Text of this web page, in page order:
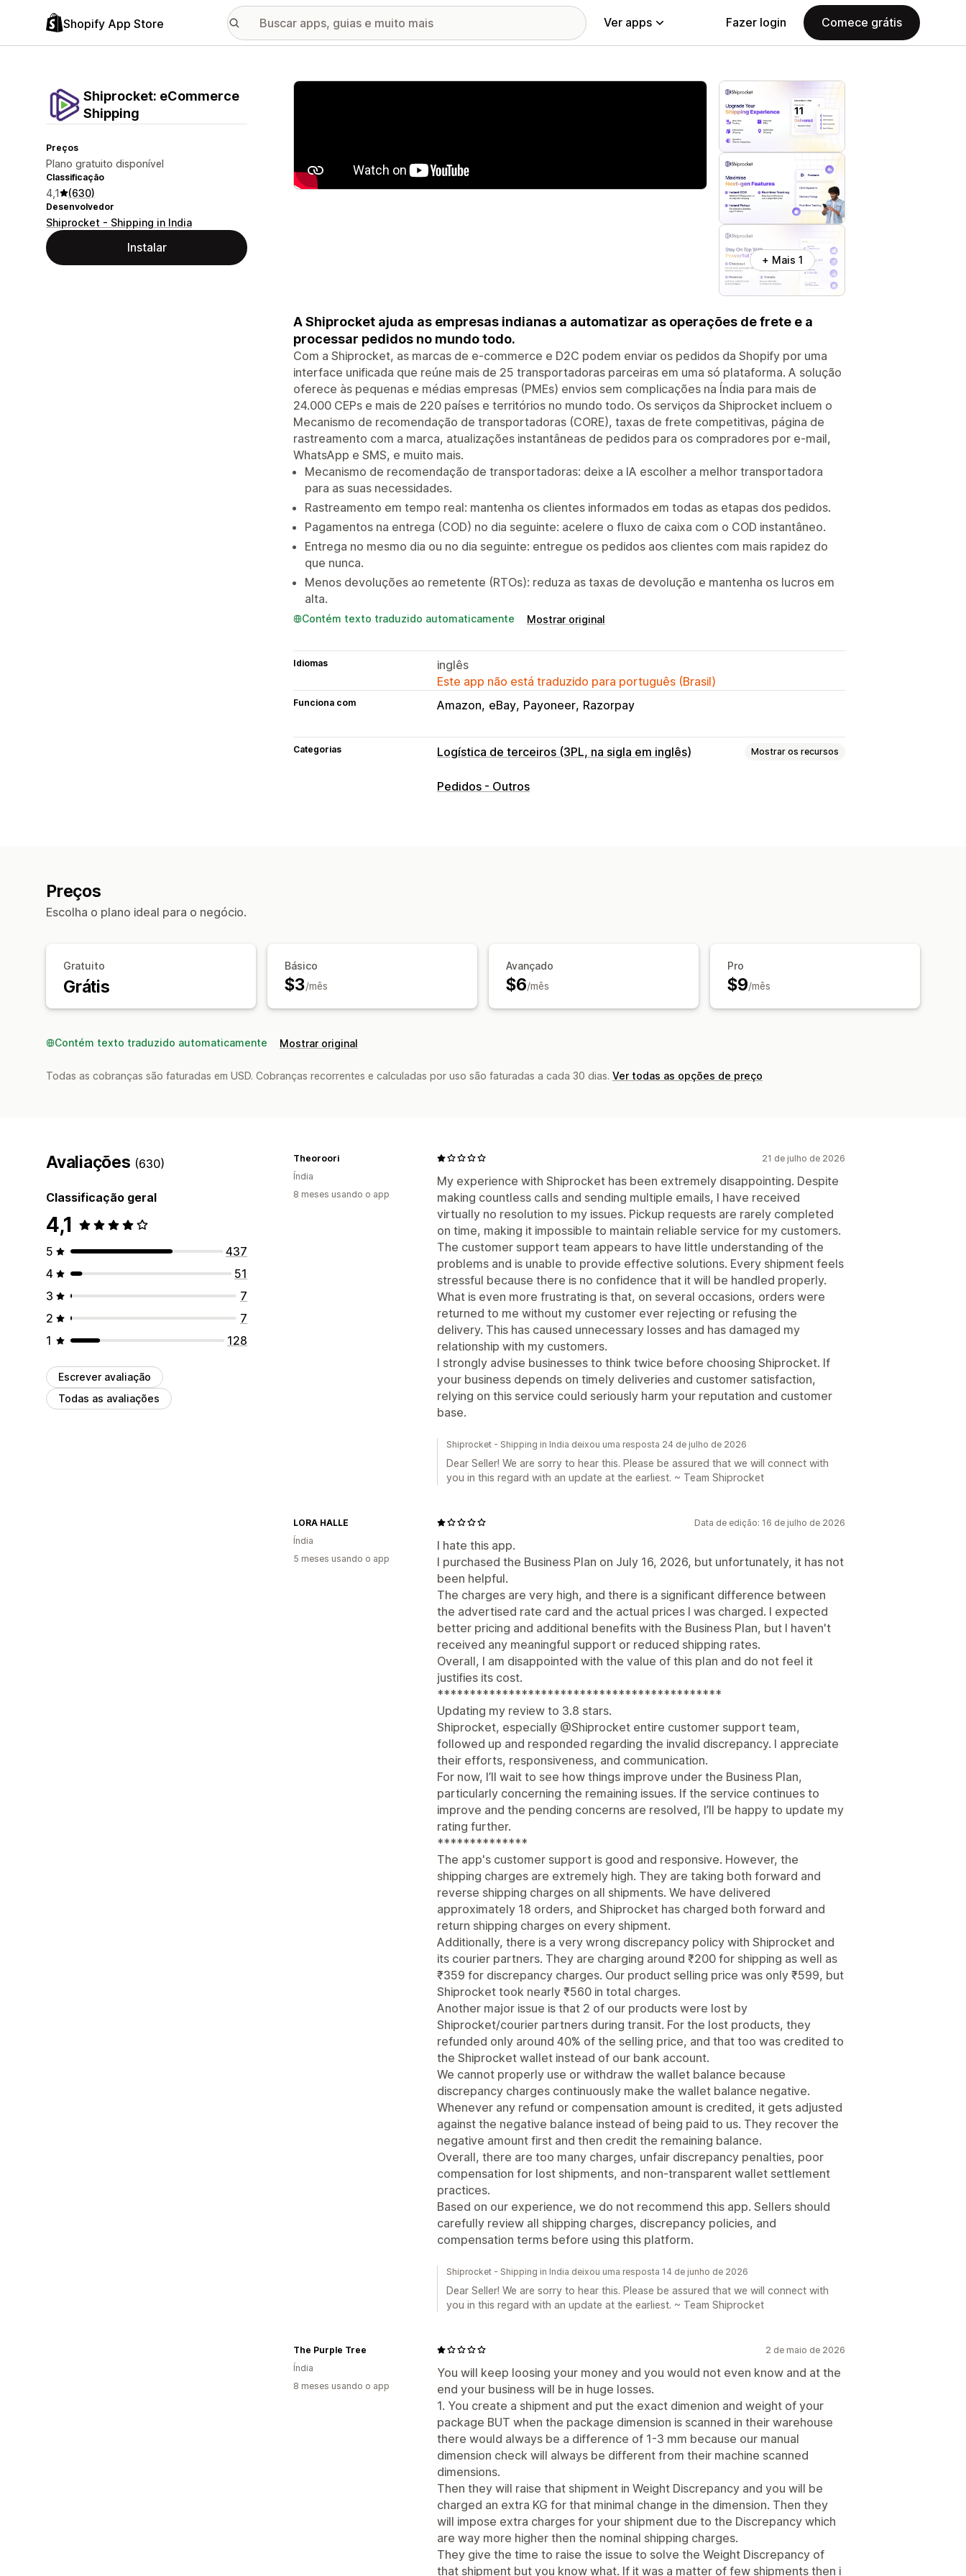
Shopify App Store Ver apps Fazer login Comece grátis
Shiprocket: eCommerce
Shipping
Preços
Plano gratuito disponível
Classificação
4,1 (630)
Desenvolvedor
Shiprocket - Shipping in India
Instalar
Galeria de imagens em destaque
+ Mais 1
A Shiprocket ajuda as empresas indianas a automatizar as operações de frete e a
processar pedidos no mundo todo.
Com a Shiprocket, as marcas de e-commerce e D2C podem enviar os pedidos da Shopify por uma
interface unificada que reúne mais de 25 transportadoras parceiras em uma só plataforma. A solução
oferece às pequenas e médias empresas (PMEs) envios sem complicações na Índia para mais de
24.000 CEPs e mais de 220 países e territórios no mundo todo. Os serviços da Shiprocket incluem o
Mecanismo de recomendação de transportadoras (CORE), taxas de frete competitivas, página de
rastreamento com a marca, atualizações instantâneas de pedidos para os compradores por e-mail,
WhatsApp e SMS, e muito mais.
Mecanismo de recomendação de transportadoras: deixe a IA escolher a melhor transportadora
para as suas necessidades.
Rastreamento em tempo real: mantenha os clientes informados em todas as etapas dos pedidos.
Pagamentos na entrega (COD) no dia seguinte: acelere o fluxo de caixa com o COD instantâneo.
Entrega no mesmo dia ou no dia seguinte: entregue os pedidos aos clientes com mais rapidez do
que nunca.
Menos devoluções ao remetente (RTOs): reduza as taxas de devolução e mantenha os lucros em
alta.
Contém texto traduzido automaticamente Mostrar original
Idiomas
inglês
Este app não está traduzido para português (Brasil)
Funciona com Amazon eBay Payoneer Razorpay
Categorias Logística de terceiros (3PL, na sigla em inglês) Mostrar os recursos
Gerenciamento de pedidos
Pedidos - Outros
Preços
Escolha o plano ideal para o negócio.
Gratuito
Grátis
Básico
$3/mês
Avançado
$6/mês
Pro
$9/mês
Contém texto traduzido automaticamente Mostrar original
Todas as cobranças são faturadas em USD. Cobranças recorrentes e calculadas por uso são faturadas a cada 30 dias. Ver todas as opções de preço
Avaliações (630)
Classificação geral
4,1
5
437
4
51
3
7
2
7
1
128
Escrever avaliação
Todas as avaliações
21 de julho de 2026
My experience with Shiprocket has been extremely disappointing. Despite
making countless calls and sending multiple emails, I have received
virtually no resolution to my issues. Pickup requests are rarely completed
on time, making it impossible to maintain reliable service for my customers.
The customer support team appears to have little understanding of the
problems and is unable to provide effective solutions. Every shipment feels
stressful because there is no confidence that it will be handled properly.
What is even more frustrating is that, on several occasions, orders were
returned to me without my customer ever rejecting or refusing the
delivery. This has caused unnecessary losses and has damaged my
relationship with my customers.
I strongly advise businesses to think twice before choosing Shiprocket. If
your business depends on timely deliveries and customer satisfaction,
relying on this service could seriously harm your reputation and customer
base.
Theoroori
Índia
8 meses usando o app
Shiprocket - Shipping in India deixou uma resposta 24 de julho de 2026
Dear Seller! We are sorry to hear this. Please be assured that we will connect with
you in this regard with an update at the earliest. ~ Team Shiprocket
Data de edição: 16 de julho de 2026
I hate this app.
I purchased the Business Plan on July 16, 2026, but unfortunately, it has not
been helpful.
The charges are very high, and there is a significant difference between
the advertised rate card and the actual prices I was charged. I expected
better pricing and additional benefits with the Business Plan, but I haven't
received any meaningful support or reduced shipping rates.
Overall, I am disappointed with the value of this plan and do not feel it
justifies its cost.
********************************************
Updating my review to 3.8 stars.
Shiprocket, especially @Shiprocket entire customer support team,
followed up and responded regarding the invalid discrepancy. I appreciate
their efforts, responsiveness, and communication.
For now, I’ll wait to see how things improve under the Business Plan,
particularly concerning the remaining issues. If the service continues to
improve and the pending concerns are resolved, I’ll be happy to update my
rating further.
**************
The app's customer support is good and responsive. However, the
shipping charges are extremely high. They are taking both forward and
reverse shipping charges on all shipments. We have delivered
approximately 18 orders, and Shiprocket has charged both forward and
return shipping charges on every shipment.
Additionally, there is a very wrong discrepancy policy with Shiprocket and
its courier partners. They are charging around ₹200 for shipping as well as
₹359 for discrepancy charges. Our product selling price was only ₹599, but
Shiprocket took nearly ₹560 in total charges.
Another major issue is that 2 of our products were lost by
Shiprocket/courier partners during transit. For the lost products, they
refunded only around 40% of the selling price, and that too was credited to
the Shiprocket wallet instead of our bank account.
We cannot properly use or withdraw the wallet balance because
discrepancy charges continuously make the wallet balance negative.
Whenever any refund or compensation amount is credited, it gets adjusted
against the negative balance instead of being paid to us. They recover the
negative amount first and then credit the remaining balance.
Overall, there are too many charges, unfair discrepancy penalties, poor
compensation for lost shipments, and non-transparent wallet settlement
practices.
Based on our experience, we do not recommend this app. Sellers should
carefully review all shipping charges, discrepancy policies, and
compensation terms before using this platform.
LORA HALLE
Índia
5 meses usando o app
Shiprocket - Shipping in India deixou uma resposta 14 de junho de 2026
Dear Seller! We are sorry to hear this. Please be assured that we will connect with
you in this regard with an update at the earliest. ~ Team Shiprocket
2 de maio de 2026
You will keep loosing your money and you would not even know and at the
end your business will be in huge losses.
1. You create a shipment and put the exact dimenion and weight of your
package BUT when the package dimension is scanned in their warehouse
there would always be a difference of 1-3 mm because our manual
dimension check will always be different from their machine scanned
dimensions.
Then they will raise that shipment in Weight Discrepancy and you will be
charged an extra KG for that minimal change in the dimension. Then they
will impose extra charges for your shipment due to the Discrepancy which
are way more higher then the nominal shipping charges.
They give the time to raise the issue to solve the Weight Discrepancy of
that shipment but you know what. If it was a matter of few shipments then i
The Purple Tree
Índia
8 meses usando o app